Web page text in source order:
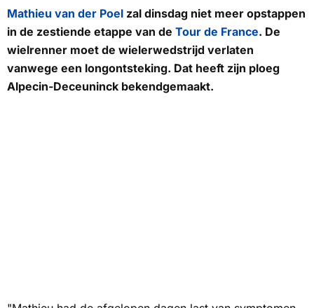
Mathieu van der Poel zal dinsdag niet meer opstappen
in de zestiende etappe van de Tour de France. De
wielrenner moet de wielerwedstrijd verlaten
vanwege een longontsteking. Dat heeft zijn ploeg
Alpecin-Deceuninck bekendgemaakt.